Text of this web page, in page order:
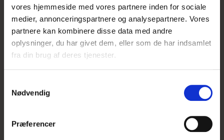
vores hjemmeside med vores partnere inden for sociale
medier, annonceringspartnere og analysepartnere. Vores
partnere kan kombinere disse data med andre
oplysninger, du har givet dem, eller som de har indsamlet
fra din brug af deres tjenester.
Nødvendig
Præferencer